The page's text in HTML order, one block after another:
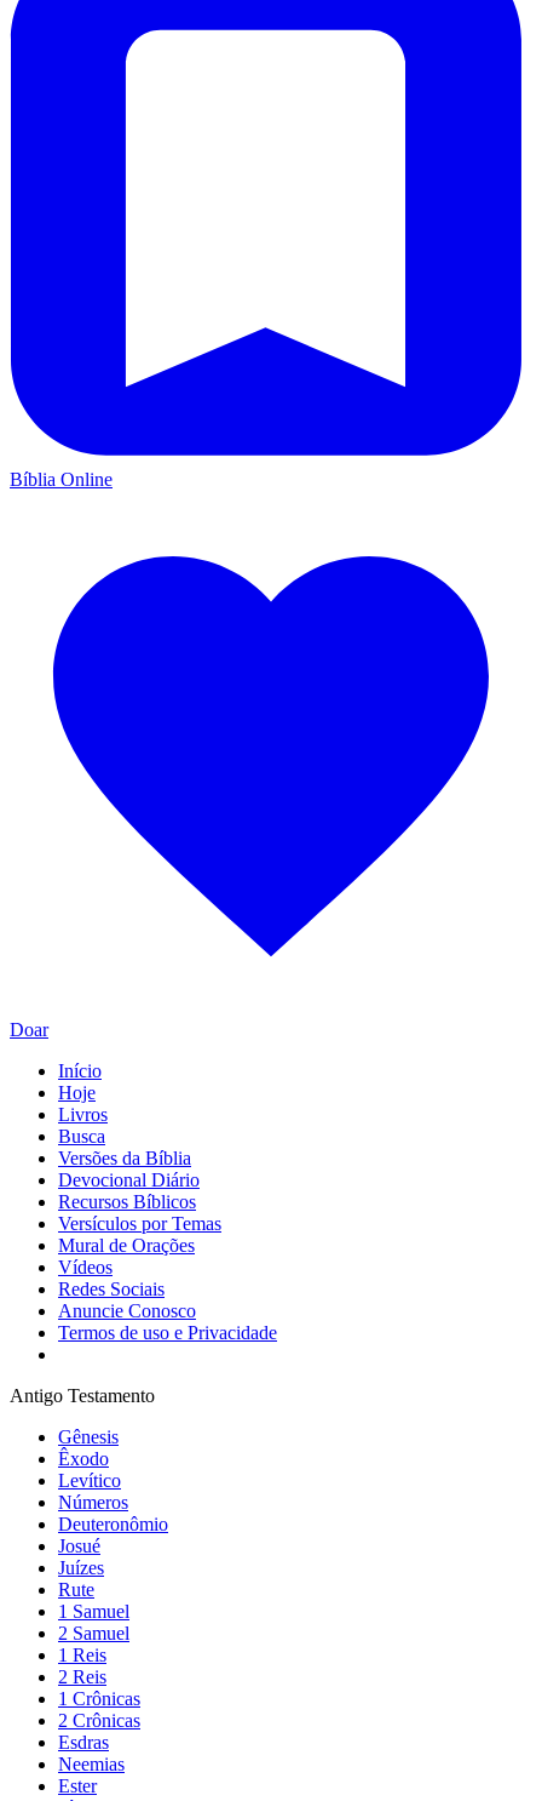
Bíblia Online
Doar
Início
Hoje
Livros
Busca
Versões da Bíblia
Devocional Diário
Recursos Bíblicos
Versículos por Temas
Mural de Orações
Vídeos
Redes Sociais
Anuncie Conosco
Termos de uso e Privacidade
Antigo Testamento
Gênesis
Êxodo
Levítico
Números
Deuteronômio
Josué
Juízes
Rute
1 Samuel
2 Samuel
1 Reis
2 Reis
1 Crônicas
2 Crônicas
Esdras
Neemias
Ester